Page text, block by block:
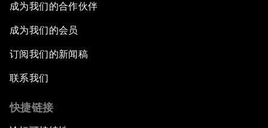
成为我们的合作伙伴
成为我们的会员
订阅我们的新闻稿
联系我们
快捷链接